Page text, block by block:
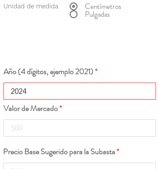
Unidad de medida Centímetros
Pulgadas
Año (4 dígitos, ejemplo 2021)
Valor de Mercado
Precio Base Sugerido para la Subasta